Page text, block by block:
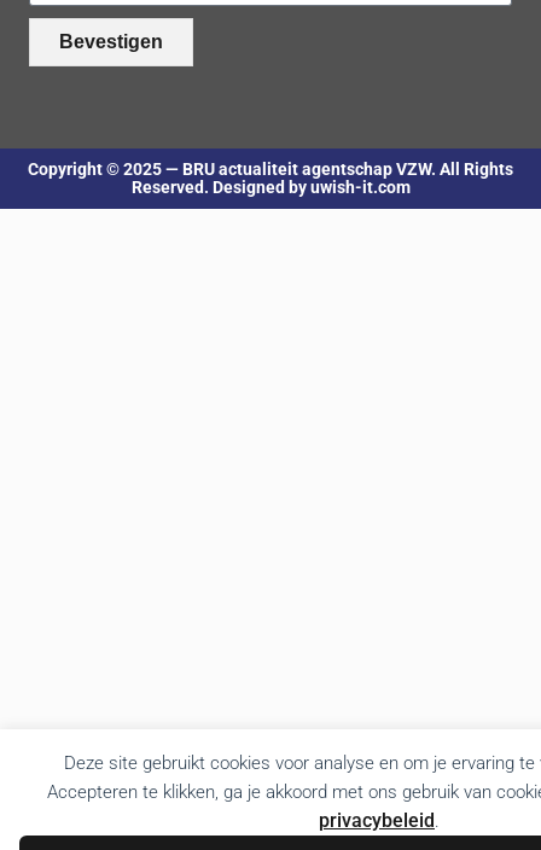
Deze site gebruikt cookies voor analyse en om je ervaring
Accepteren te klikken, ga je akkoord met ons gebruik van
privacybeleid.
Bevestigen
Copyright © 2025 — BRU actualiteit agentschap VZW. All Rights
Reserved. Designed by uwish-it.com